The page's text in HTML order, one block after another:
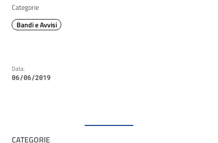
Categorie
Bandi e Avvisi
Data:
06/06/2019
CATEGORIE